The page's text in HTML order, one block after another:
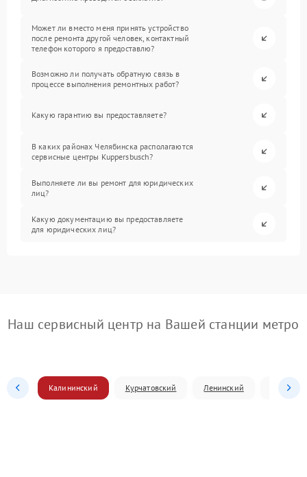
Может ли вместо меня принять устройство
после ремонта другой человек, контактный
телефон которого я предоставлю?
Возможно ли получать обратную связь в
процессе выполнения ремонтных работ?
Какую гарантию вы предоставляете?
В каких районах Челябинска располагаются
сервисные центры Kuppersbusch?
Выполняете ли вы ремонт для юридических
лиц?
Какую документацию вы предоставляете
для юридических лиц?
Наш сервисный центр на Вашей станции метро
Калининский Курчатовский Ленинский